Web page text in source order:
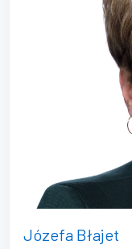
Józefa Błajet